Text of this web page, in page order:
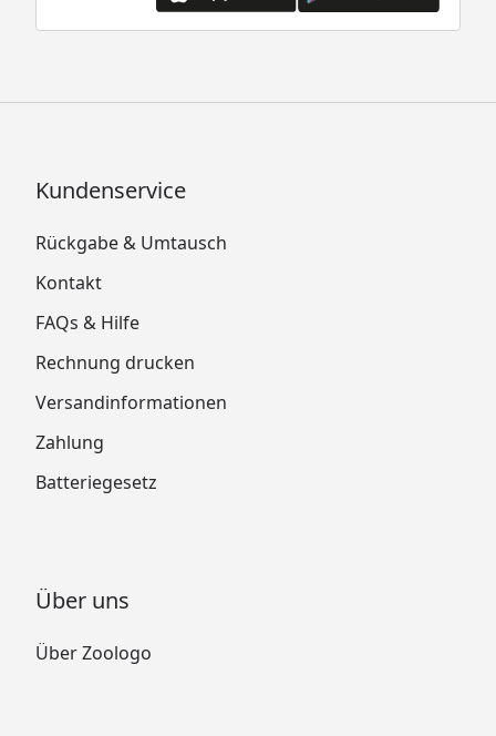
Kundenservice
Rückgabe & Umtausch
Kontakt
FAQs & Hilfe
Rechnung drucken
Versandinformationen
Zahlung
Batteriegesetz
Über uns
Über Zoologo